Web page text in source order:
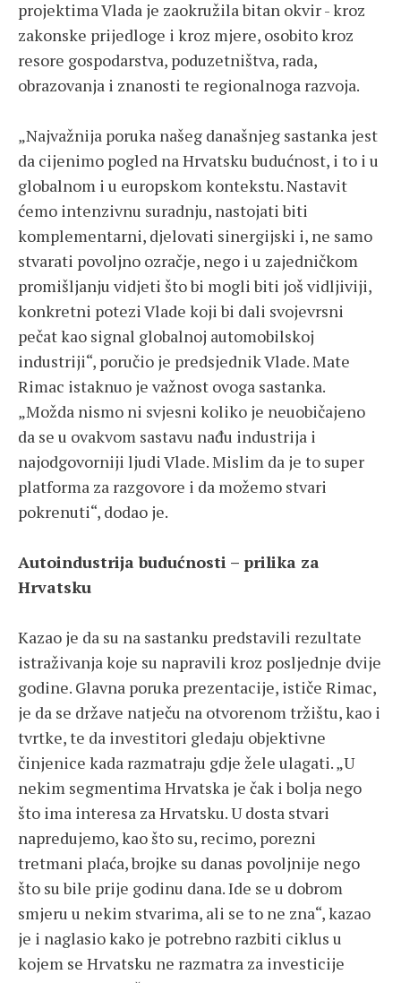
projektima Vlada je zaokružila bitan okvir - kroz
zakonske prijedloge i kroz mjere, osobito kroz
resore gospodarstva, poduzetništva, rada,
obrazovanja i znanosti te regionalnoga razvoja.
„Najvažnija poruka našeg današnjeg sastanka jest
da cijenimo pogled na Hrvatsku budućnost, i to i u
globalnom i u europskom kontekstu. Nastavit
ćemo intenzivnu suradnju, nastojati biti
komplementarni, djelovati sinergijski i, ne samo
stvarati povoljno ozračje, nego i u zajedničkom
promišljanju vidjeti što bi mogli biti još vidljiviji,
konkretni potezi Vlade koji bi dali svojevrsni
pečat kao signal globalnoj automobilskoj
industriji“, poručio je predsjednik Vlade. Mate
Rimac istaknuo je važnost ovoga sastanka.
„Možda nismo ni svjesni koliko je neuobičajeno
da se u ovakvom sastavu nađu industrija i
najodgovorniji ljudi Vlade. Mislim da je to super
platforma za razgovore i da možemo stvari
pokrenuti“, dodao je.
Autoindustrija budućnosti – prilika za
Hrvatsku
Kazao je da su na sastanku predstavili rezultate
istraživanja koje su napravili kroz posljednje dvije
godine. Glavna poruka prezentacije, ističe Rimac,
je da se države natječu na otvorenom tržištu, kao i
tvrtke, te da investitori gledaju objektivne
činjenice kada razmatraju gdje žele ulagati. „U
nekim segmentima Hrvatska je čak i bolja nego
što ima interesa za Hrvatsku. U dosta stvari
napredujemo, kao što su, recimo, porezni
tretmani plaća, brojke su danas povoljnije nego
što su bile prije godinu dana. Ide se u dobrom
smjeru u nekim stvarima, ali se to ne zna“, kazao
je i naglasio kako je potrebno razbiti ciklus u
kojem se Hrvatsku ne razmatra za investicije